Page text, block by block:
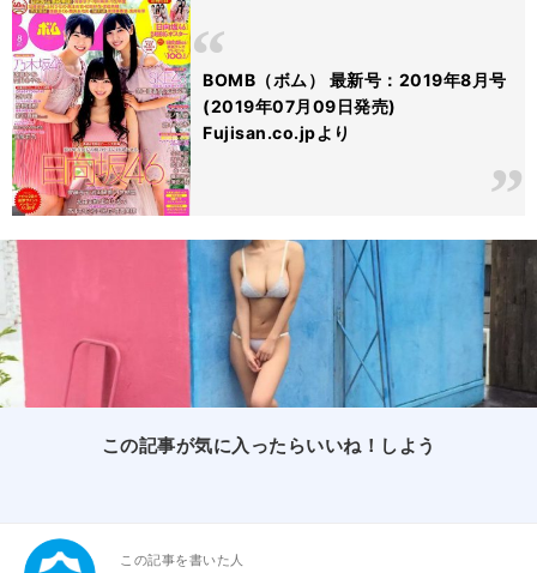
BOMB（ボム） 最新号：2019年8月号
(2019年07月09日発売)
Fujisan.co.jpより
この記事が気に入ったらいいね！しよう
この記事を書いた人